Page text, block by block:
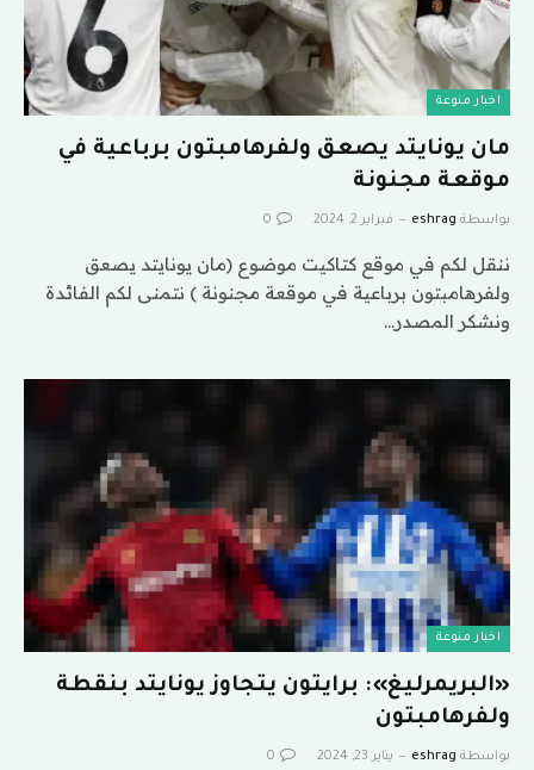
اخبار منوعة
مان يونايتد يصعق ولفرهامبتون برباعية في
موقعة مجنونة
بواسطة eshrag فبراير 2, 2024 0
ننقل لكم في موقع كتاكيت موضوع (مان يونايتد يصعق
ولفرهامبتون برباعية في موقعة مجنونة ) نتمنى لكم الفائدة
ونشكر المصدر…
اخبار منوعة
«البريمرليغ»: برايتون يتجاوز يونايتد بنقطة
ولفرهامبتون
بواسطة eshrag يناير 23, 2024 0